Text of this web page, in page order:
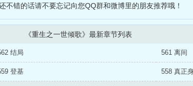
不错的话请不要忘记向您QQ群和微博里的朋友推荐哦！
《重生之一世倾歌》最新章节列表
结局 561 离间
登基 558 真正